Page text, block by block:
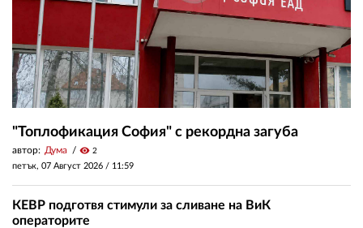
"Топлофикация София" с рекордна загуба
автор: Дума visibility 2
петък, 07 Август 2026 / 11:59
КЕВР подготвя стимули за сливане на ВиК
операторите